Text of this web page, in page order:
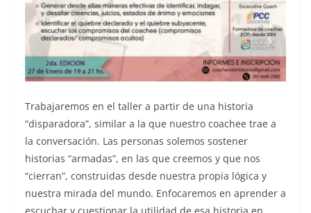
Trabajaremos en el taller a partir de una historia
“disparadora”, similar a la que nuestro coachee trae a
la conversación. Las personas solemos sostener
historias “armadas”, en las que creemos y que nos
“cierran”, construidas desde nuestra propia lógica y
nuestra mirada del mundo. Enfocaremos en aprender a